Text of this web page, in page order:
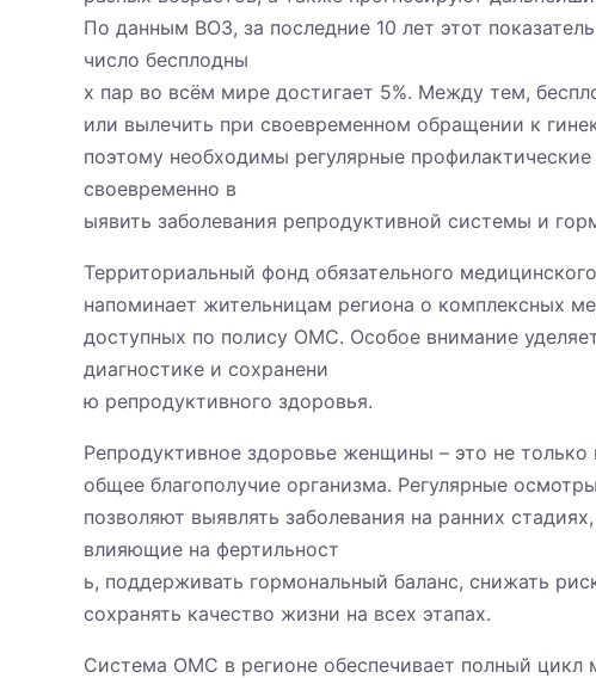
По данным ВОЗ, за последние 10 лет этот
число бесплодны
х пар во всём мире достигает 5%. Между тем,
или вылечить при своевременном обращении к
поэтому необходимы регулярные
своевременно в
ыявить заболевания репродуктивной системы и
Территориальный фонд обязательного
напоминает жительницам региона о комплексных
доступных по полису ОМС. Особое внимание
диагностике и сохранени
ю репродуктивного здоровья.
Репродуктивное здоровье женщины – это не
общее благополучие организма. Регулярные
позволяют выявлять заболевания на ранних
влияющие на фертильност
ь, поддерживать гормональный баланс, снижать
сохранять качество жизни на всех этапах.
Система ОМС в регионе обеспечивает полный